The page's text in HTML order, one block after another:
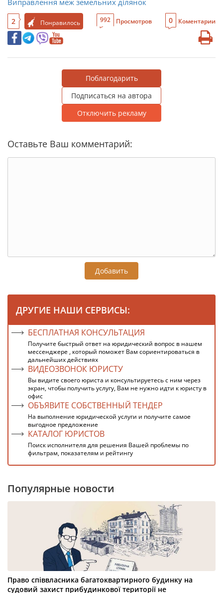
2 Понравилось 992 Просмотров 0 Коментарии
Поблагодарить
Подписаться на автора
Отключить рекламу
Оставьте Ваш комментарий:
Добавить
ДРУГИЕ НАШИ СЕРВИСЫ:
БЕСПЛАТНАЯ КОНСУЛЬТАЦИЯ
Получите быстрый ответ на юридический вопрос в нашем
мессенджере , который поможет Вам сориентироваться в
дальнейших действиях
ВИДЕОЗВОНОК ЮРИСТУ
Вы видите своего юриста и консультируетесь с ним через
экран, чтобы получить услугу, Вам не нужно идти к юристу в
офис
ОБЪЯВИТЕ СОБСТВЕННЫЙ ТЕНДЕР
На выполнение юридической услуги и получите самое
выгодное предложение
КАТАЛОГ ЮРИСТОВ
Поиск исполнителя для решения Вашей проблемы по
фильтрам, показателям и рейтингу
Популярные новости
Право співвласника багатоквартирного будинку на
судовий захист прибудинкової території не